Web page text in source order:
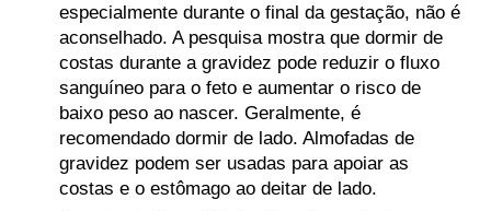
especialmente durante o final da gestação, não é
aconselhado. A pesquisa mostra que dormir de
costas durante a gravidez pode reduzir o fluxo
sanguíneo para o feto e aumentar o risco de
baixo peso ao nascer. Geralmente, é
recomendado dormir de lado. Almofadas de
gravidez podem ser usadas para apoiar as
costas e o estômago ao deitar de lado.